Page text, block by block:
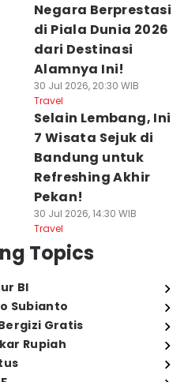
Negara Berprestasi
di Piala Dunia 2026
dari Destinasi
Alamnya Ini!
30 Jul 2026, 20:30 WIB
Travel
Selain Lembang, Ini
7 Wisata Sejuk di
Bandung untuk
Refreshing Akhir
Pekan!
30 Jul 2026, 14:30 WIB
Travel
Topics
BI
Subianto
Gratis
Rupiah